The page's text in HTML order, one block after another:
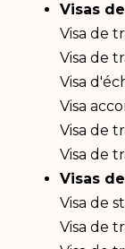
Visas
Visa de
Visa de
Visa
Visa
Visa de
Visa de
Visas
Visa de
Visa de